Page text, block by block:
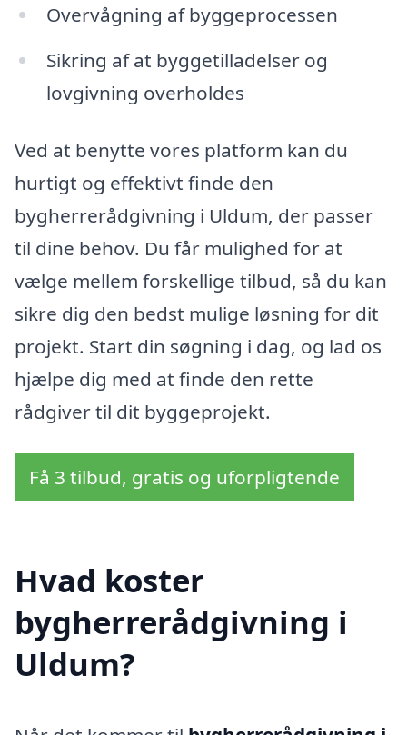
Overvågning af byggeprocessen
Sikring af at byggetilladelser og
lovgivning overholdes
Ved at benytte vores platform kan du
hurtigt og effektivt finde den
bygherrerådgivning i Uldum, der passer
til dine behov. Du får mulighed for at
vælge mellem forskellige tilbud, så du kan
sikre dig den bedst mulige løsning for dit
projekt. Start din søgning i dag, og lad os
hjælpe dig med at finde den rette
rådgiver til dit byggeprojekt.
Få 3 tilbud, gratis og uforpligtende
Hvad koster
bygherrerådgivning i
Uldum?